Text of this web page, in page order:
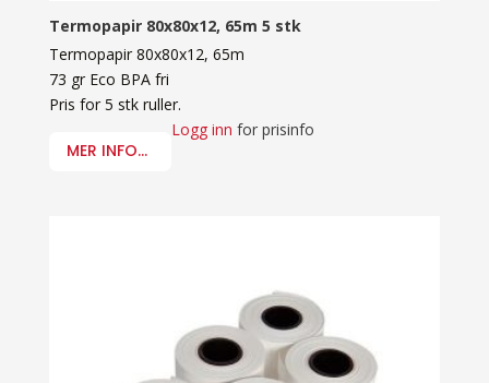
Termopapir 80x80x12, 65m 5 stk
Termopapir 80x80x12, 65m
73 gr Eco BPA fri
Pris for 5 stk ruller.
MER INFO...
Logg inn for prisinfo